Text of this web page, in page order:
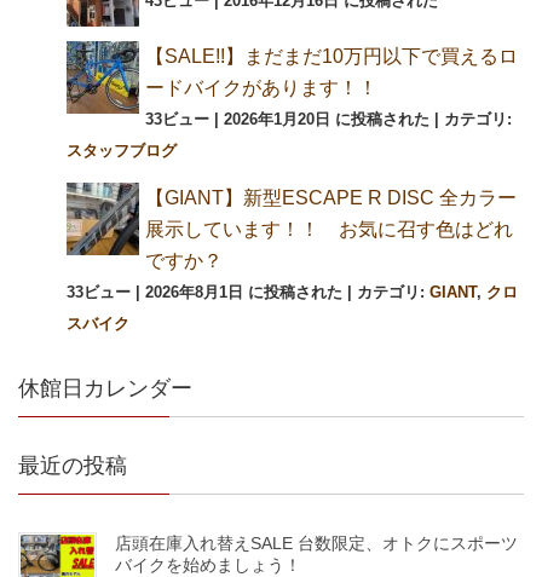
【SALE!!】まだまだ10万円以下で買えるロ
ードバイクがあります！！
33ビュー 2026年1月20日 に投稿された
カテゴリ:
スタッフブログ
【GIANT】新型ESCAPE R DISC 全カラー
展示しています！！ お気に召す色はどれ
ですか？
33ビュー 2026年8月1日 に投稿された カテゴリ: GIANT, クロ
スバイク
休館日カレンダー
最近の投稿
店頭在庫入れ替えSALE 台数限定、オトクにスポーツ
バイクを始めましょう！